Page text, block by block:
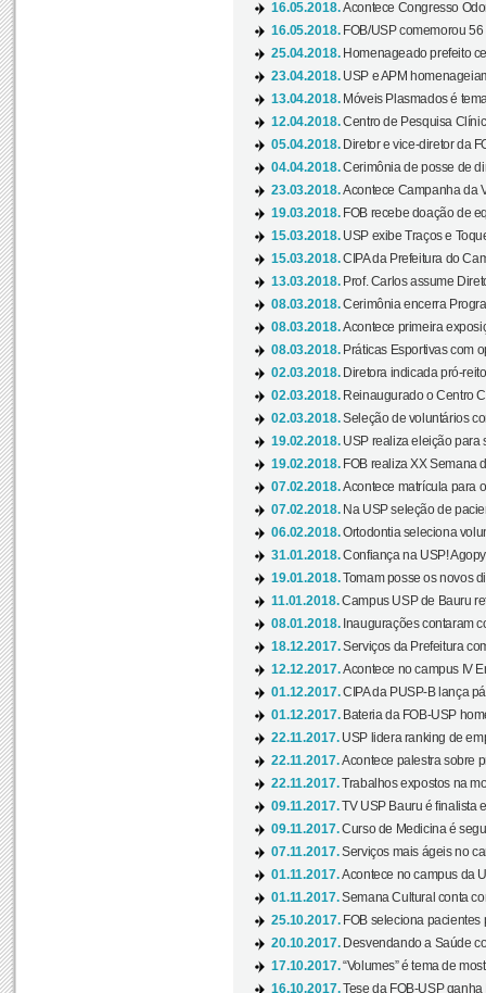
16.05.2018.Acontece Congresso
16.05.2018. FOB/USP comemorou
25.04.2018. Homenageado prefeito
23.04.2018. USP e APM
13.04.2018. Móveis Plasmados é
12.04.2018.Centro de Pesquisa
05.04.2018. Diretor e vice-diretor da
04.04.2018.Cerimônia de posse de
23.03.2018.Acontece Campanha da
19.03.2018. FOB recebe doação de
15.03.2018. USP exibe Traços e
15.03.2018.CIPA da Prefeitura do
13.03.2018. Prof. Carlos assume
08.03.2018.Cerimônia encerra
08.03.2018.Acontece primeira
08.03.2018. Práticas Esportivas com
02.03.2018. Diretora indicada pró-
02.03.2018. Reinaugurado o Centro
02.03.2018.Seleção de voluntários
19.02.2018. USP realiza eleição para
19.02.2018. FOB realiza XX Semana
07.02.2018.Acontece matrícula para
07.02.2018. Na USP seleção de
06.02.2018.Ortodontia seleciona
31.01.2018.Confiança na USP!
19.01.2018.Tomam posse os novos
11.01.2018.Campus USP de Bauru
08.01.2018. Inaugurações contaram
18.12.2017.Serviços da Prefeitura
12.12.2017.Acontece no campus IV
01.12.2017.CIPA da PUSP-B lança
01.12.2017. Bateria da FOB-USP
22.11.2017. USP lidera ranking de
22.11.2017.Acontece palestra sobre
22.11.2017.Trabalhos expostos na
09.11.2017.TV USP Bauru é finalista
09.11.2017.Curso de Medicina é
07.11.2017.Serviços mais ágeis no
01.11.2017.Acontece no campus da
01.11.2017.Semana Cultural conta
25.10.2017. FOB seleciona pacientes
20.10.2017. Desvendando a Saúde
17.10.2017.“Volumes” é tema de
16.10.2017.Tese da FOB-USP